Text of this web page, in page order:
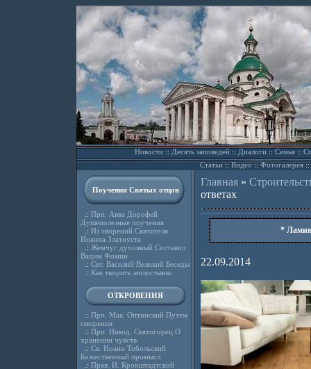
Новости::Десять заповедей::Диалоги::Семья::
Статьи::Видео ::Фотогалерея::
Поучения Святых отцов
.: Прп. Авва Дорофей
Душеполезные поучения
.: Из творений Святителя
Иоанна Златоуста
.: Жемчуг духовный Составил
Вадим Фомин
.: Свт. Василий Великий Беседы
.: Как творить милостыню
ОТКРОВЕНИЯ
.: Прп. Мак. Оптинский Путем
смирения
.: Прп. Никод. Святогорец О
хранении чувств
.: Св. Иоанн Тобольский
Божественный промысл
.: Прав. И. Кронштадтский
Главная»
ответах
*
22.09.2014